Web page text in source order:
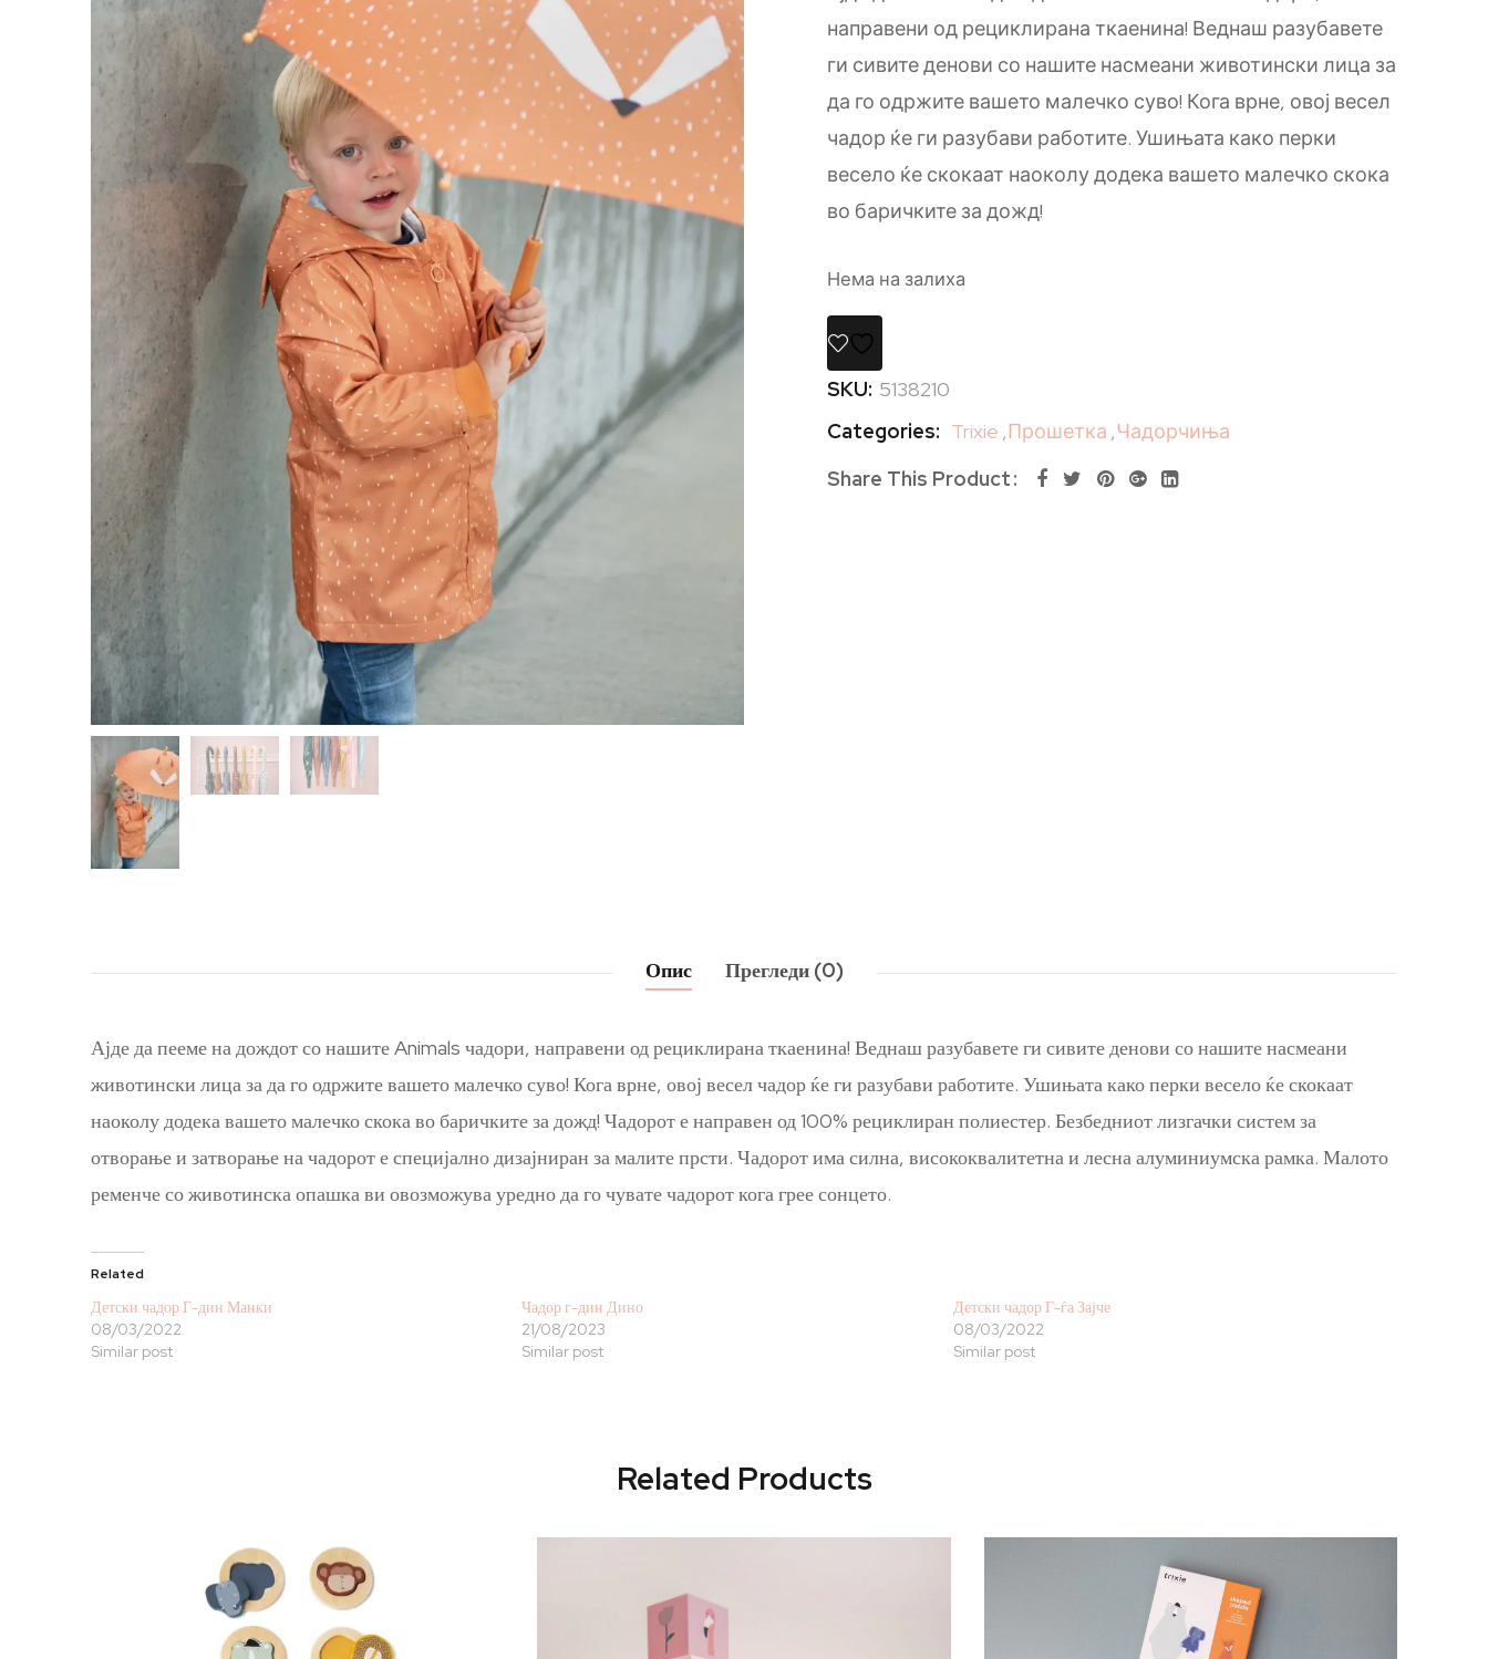
направени од рециклирана ткаенина! Веднаш разубавете
ги сивите денови со нашите насмеани животински лица за
да го одржите вашето малечко суво! Кога врне, овој весел
чадор ќе ги разубави работите. Ушињата како перки
весело ќе скокаат наоколу додека вашето малечко скока
во баричките за дожд!
Нема на залиха
SKU: 5138210
Categories: Trixie ,Прошетка ,Чадорчиња
Share This Product
Опис Прегледи (0)
Ајде да пееме на дождот со нашите Animals чадори, направени од рециклирана ткаенина! Веднаш разубавете ги сивите денови со нашите насмеани
животински лица за да го одржите вашето малечко суво! Кога врне, овој весел чадор ќе ги разубави работите. Ушињата како перки весело ќе скокаат
наоколу додека вашето малечко скока во баричките за дожд! Чадорот е направен од 100% рециклиран полиестер. Безбедниот лизгачки систем за
отворање и затворање на чадорот е специјално дизајниран за малите прсти. Чадорот има силна, висококвалитетна и лесна алуминиумска рамка. Малото
ременче со животинска опашка ви овозможува уредно да го чувате чадорот кога грее сонцето.
Related
Детски чадор Г-дин Манки
08/03/2022
Similar post
Чадор г-дин Дино
21/08/2023
Similar post
Детски чадор Г-ѓа Зајче
08/03/2022
Similar post
Related Products